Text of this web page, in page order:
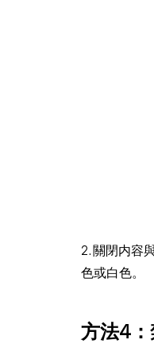
2. 關閉内容
色或白色。
方法4：